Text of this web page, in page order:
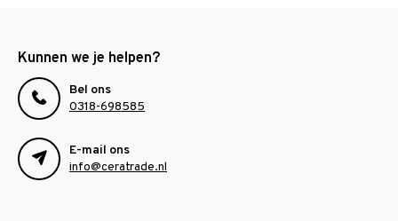
Kunnen we je helpen?
Bel ons
0318-698585
E-mail ons
info@ceratrade.nl